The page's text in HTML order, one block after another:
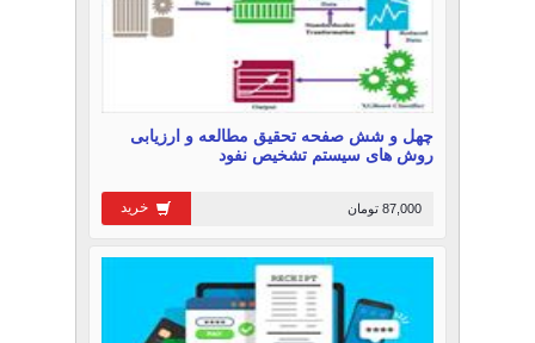
چهل و شش صفحه تحقیق مطالعه و ارزیابی
روش های سيستم تشخيص نفود
خرید 87,000 تومان